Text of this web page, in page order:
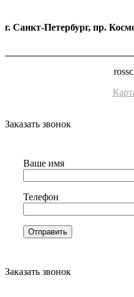
г. Санкт-Петербург, пр.
Заказать звонок
Ваше имя
Телефон
Заказать звонок